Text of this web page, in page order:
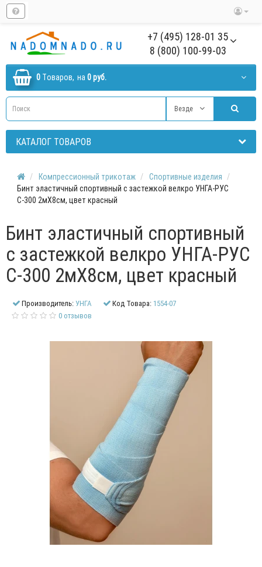
+7 (495) 128-01 35
8 (800) 100-99-03
0 Tоваров, на 0 руб.
Везде
КАТАЛОГ ТОВАРОВ
Компрессионный трикотаж
Спортивные изделия
Бинт эластичный спортивный с застежкой велкро УНГА-РУС
С-300 2мХ8см, цвет красный
Бинт эластичный спортивный
с застежкой велкро УНГА-РУС
С-300 2мХ8см, цвет красный
Производитель:УНГА Код Товара: 1554-07
0 отзывов